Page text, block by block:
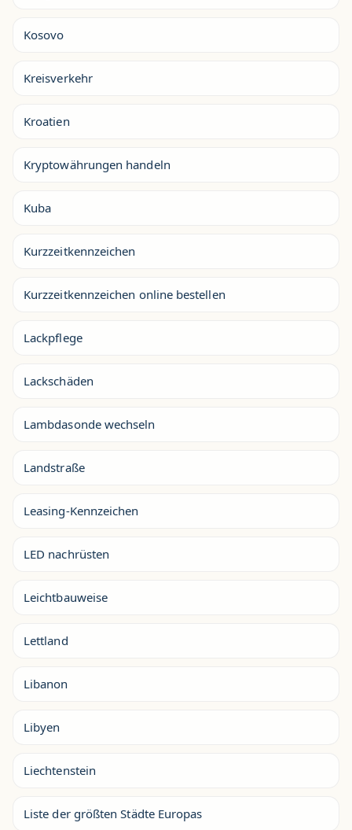
Kosovo
Kreisverkehr
Kroatien
Kryptowährungen handeln
Kuba
Kurzzeitkennzeichen
Kurzzeitkennzeichen online bestellen
Lackpflege
Lackschäden
Lambdasonde wechseln
Landstraße
Leasing-Kennzeichen
LED nachrüsten
Leichtbauweise
Lettland
Libanon
Libyen
Liechtenstein
Liste der größten Städte Europas